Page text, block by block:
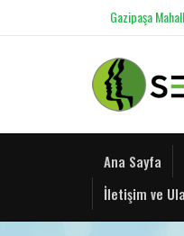
Gazipaşa
Ana Sayfa
İletişim ve